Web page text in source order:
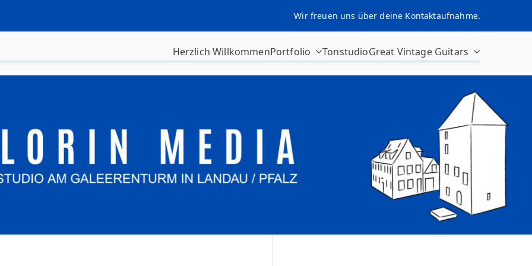
Wir freuen uns über deine Kontaktaufnahme.
Herzlich WillkommenPortfolio TonstudioGreat Vintage Guitars